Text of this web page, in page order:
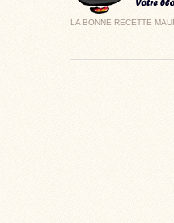
LA BONNE RECETTE